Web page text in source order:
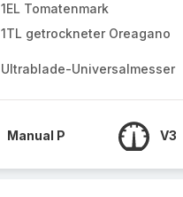
1EL Tomatenmark
1TL getrockneter Oreagano
Ultrablade-Universalmesser
Manual P V3